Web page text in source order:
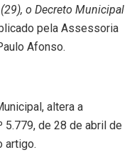
o Decreto Municipal
pela Assessoria
Afonso.
altera a
5.779, de 28 de abril de
artigo.